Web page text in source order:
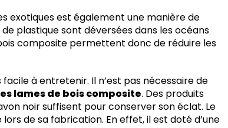
exotiques est également une manière de
plastique sont déversées dans les océans
composite permettent donc de réduire les
à entretenir. Il n’est pas nécessaire de
lames de bois composite. Des produits
noir suffisent pour conserver son éclat. Le
de sa fabrication. En effet, il est doté d’une